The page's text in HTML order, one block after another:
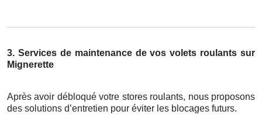
3. Services de maintenance de vos volets roulants sur
Mignerette
Après avoir débloqué votre stores roulants, nous proposons
des solutions d’entretien pour éviter les blocages futurs.